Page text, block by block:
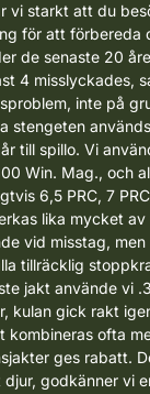
vi starkt att du
för att förbereda
de senaste 20
4 misslyckades,
inte på
stengeten
till spillo. Vi
Win. Mag., och
6,5 PRC, 7
lika mycket
vid misstag,
tillräcklig
jakt använde vi
kulan gick rakt
kombineras ofta
ges rabatt.
djur, godkänner vi